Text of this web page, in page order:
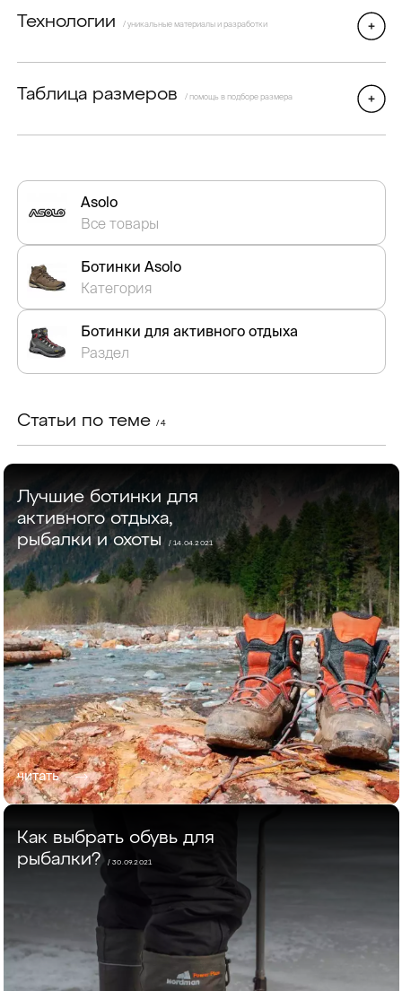
Технологии / уникальные материалы и разработки
Таблица размеров / помощь в подборе размера
Asolo
Все товары
Ботинки Asolo
Категория
Ботинки для активного отдыха
Раздел
Статьи по теме / 4
Лучшие ботинки для
активного отдыха,
рыбалки и охоты
/ 14.04.2021
читать
Как выбрать обувь для
рыбалки? / 30.09.2021